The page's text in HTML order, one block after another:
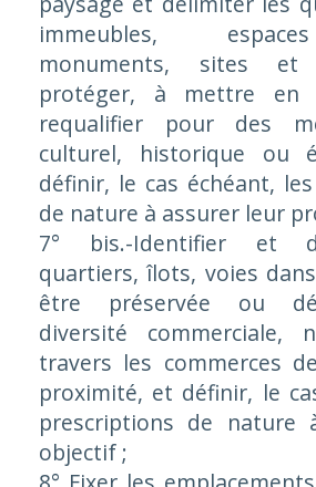
immeubles,
monuments, sites
protéger, à mettre en
requalifier pour des
culturel, historique ou
définir, le cas échéant,
de nature à assurer leur
7° bis.-Identifier et
quartiers, îlots, voies
être préservée ou
diversité commerciale,
travers les commerces
proximité, et définir, le
prescriptions de nature
objectif ;